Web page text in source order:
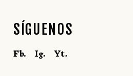
SÍGUENOS
Fb. Ig. Yt.